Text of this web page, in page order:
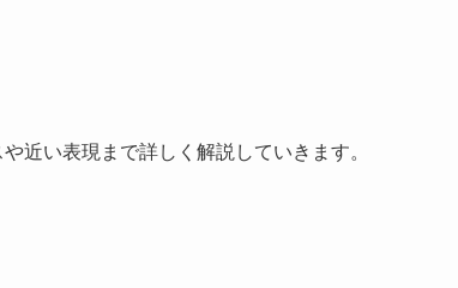
近い表現まで詳しく解説していきます。